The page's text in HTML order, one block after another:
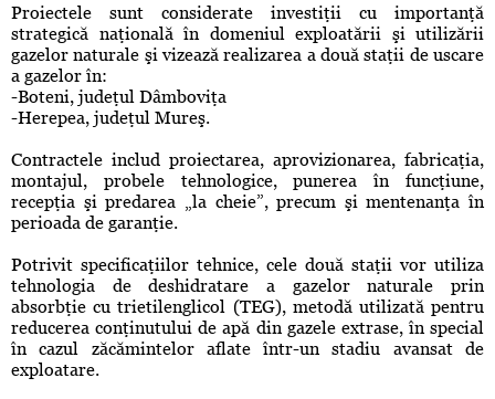
Proiectele sunt considerate investiţii cu importanţă
strategică naţională în domeniul exploatării şi utilizării
gazelor naturale şi vizează realizarea a două staţii de uscare
a gazelor în:
-Boteni, judeţul Dâmboviţa
-Herepea, judeţul Mureş.
Contractele includ proiectarea, aprovizionarea, fabricaţia,
montajul, probele tehnologice, punerea în funcţiune,
recepţia şi predarea „la cheie”, precum şi mentenanţa în
perioada de garanţie.
Potrivit specificaţiilor tehnice, cele două staţii vor utiliza
tehnologia de deshidratare a gazelor naturale prin
absorbţie cu trietilenglicol (TEG), metodă utilizată pentru
reducerea conţinutului de apă din gazele extrase, în special
în cazul zăcămintelor aflate într-un stadiu avansat de
exploatare.